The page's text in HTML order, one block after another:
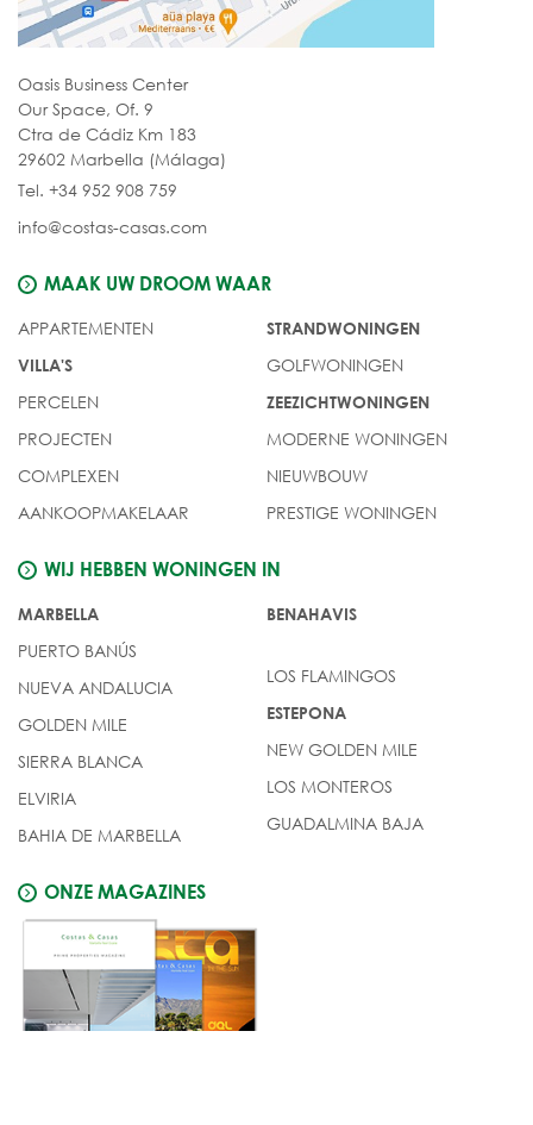
Oasis Business Center
Our Space, Of. 9
Ctra de Cádiz Km 183
29602 Marbella (Málaga)
Tel. +34 952 908 759
info@costas-casas.com
MAAK UW DROOM WAAR
APPARTEMENTEN
VILLA'S
PERCELEN
PROJECTEN
COMPLEXEN
AANKOOPMAKELAAR
STRANDWONINGEN
GOLFWONINGEN
ZEEZICHTWONINGEN
MODERNE WONINGEN
NIEUWBOUW
PRESTIGE WONINGEN
WIJ HEBBEN WONINGEN IN
MARBELLA
PUERTO BANÚS
NUEVA ANDALUCIA
GOLDEN MILE
SIERRA BLANCA
ELVIRIA
BAHIA DE MARBELLA
BENAHAVIS
LOS FLAMINGOS
ESTEPONA
NEW GOLDEN MILE
LOS MONTEROS
GUADALMINA BAJA
ONZE MAGAZINES